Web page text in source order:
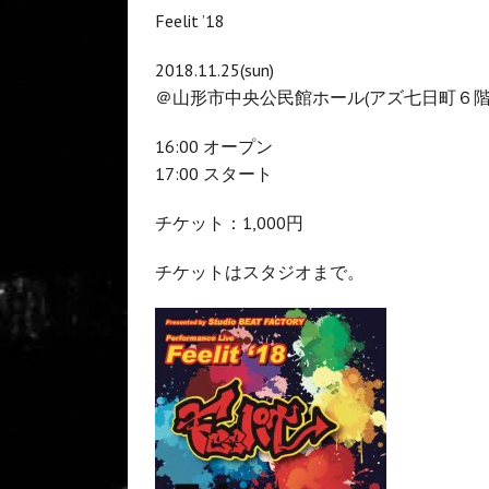
Feelit ’18
2018.11.25(sun)
＠山形市中央公民館ホール(アズ七日町６
16:00 オープン
17:00 スタート
チケット：1,000円
チケットはスタジオまで。